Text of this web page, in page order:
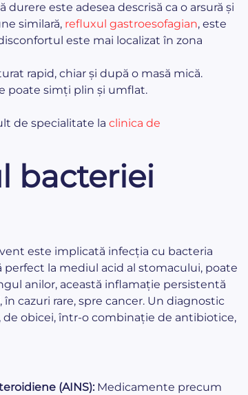
durere este adesea descrisă ca o arsură și
similară, refluxul gastroesofagian, este
este mai localizat în zona
rapid, chiar și după o masă mică.
poate simți plin și umflat.
de specialitate la clinica de
bacteriei
este implicată infecția cu bacteria
perfect la mediul acid al stomacului, poate
anilor, această inflamație persistentă
cazuri rare, spre cancer. Un diagnostic
de obicei, într-o combinație de antibiotice,
(AINS):Medicamente precum